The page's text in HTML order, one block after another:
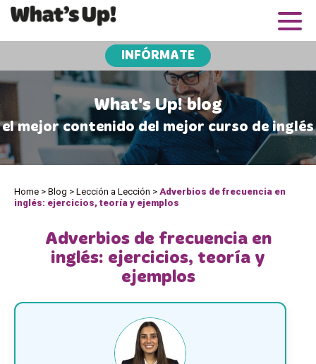
INFÓRMATE
What's Up! blog
el mejor contenido del mejor curso de inglés
Home > Blog > Lección a Lección > Adverbios de frecuencia en
inglés: ejercicios, teoría y ejemplos
Adverbios de frecuencia en
inglés: ejercicios, teoría y
ejemplos